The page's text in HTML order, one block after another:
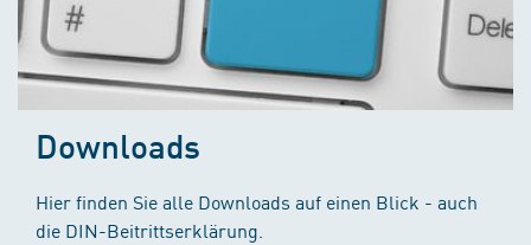
Downloads
Hier finden Sie alle Downloads auf einen Blick - auch
die DIN-Beitrittserklärung.